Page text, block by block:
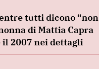
tutti dicono “non
di Mattia Capra
2007 nei dettagli